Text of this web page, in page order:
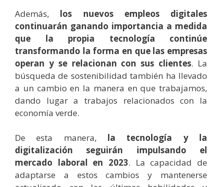
Además, los nuevos empleos digitales
continuarán ganando importancia a medida
que la propia tecnología continúe
transformando la forma en que las empresas
operan y se relacionan con sus clientes. La
búsqueda de sostenibilidad también ha llevado
a un cambio en la manera en que trabajamos,
dando lugar a trabajos relacionados con la
economía verde.
De esta manera, la tecnología y la
digitalización seguirán impulsando el
mercado laboral en 2023. La capacidad de
adaptarse a estos cambios y mantenerse